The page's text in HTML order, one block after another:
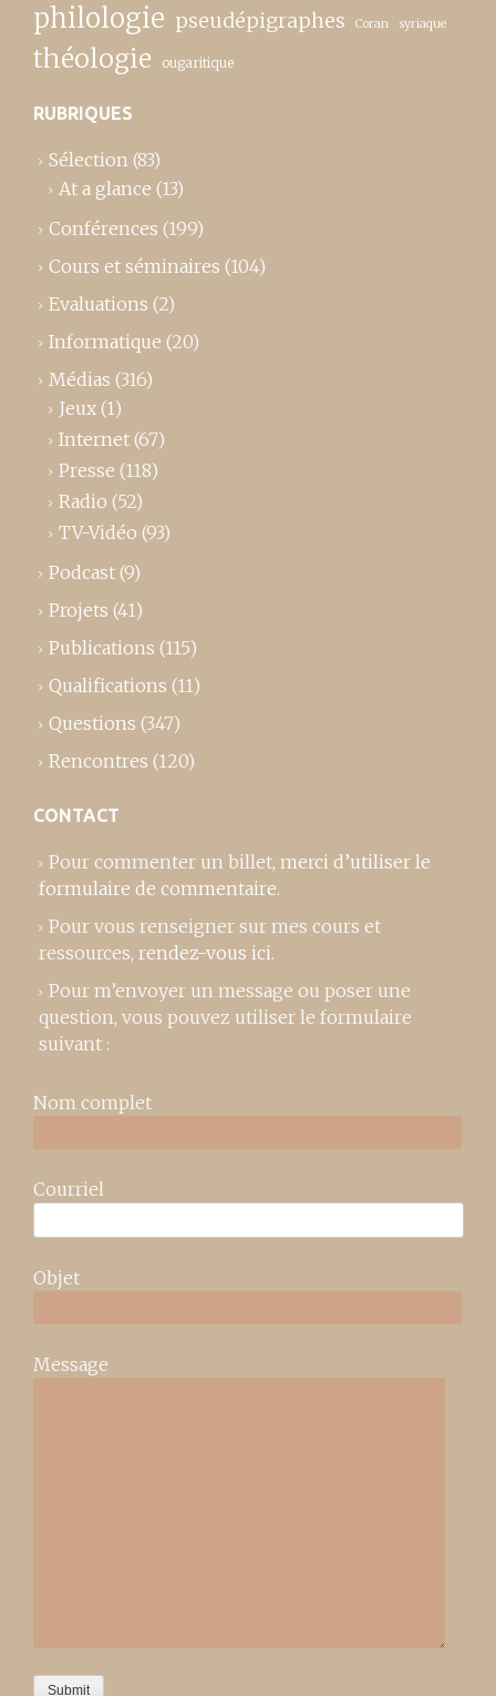
philologie pseudépigraphes Coran syriaque
théologie ougaritique
RUBRIQUES
Sélection (83)
At a glance (13)
Conférences (199)
Cours et séminaires (104)
Evaluations (2)
Informatique (20)
Médias (316)
Jeux (1)
Internet (67)
Presse (118)
Radio (52)
TV-Vidéo (93)
Podcast (9)
Projets (41)
Publications (115)
Qualifications (11)
Questions (347)
Rencontres (120)
CONTACT
Pour commenter un billet, merci d’utiliser le
formulaire de commentaire.
Pour vous renseigner sur mes cours et
ressources, rendez-vous ici.
Pour m’envoyer un message ou poser une
question, vous pouvez utiliser le formulaire
suivant :
Nom complet
Courriel
Objet
Message